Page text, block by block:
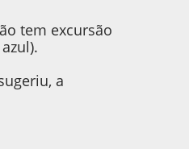
tem excursão
a